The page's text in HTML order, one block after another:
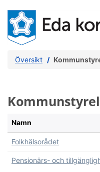
Översikt
Namn
Folkhälsorådet
Pensionärs- och